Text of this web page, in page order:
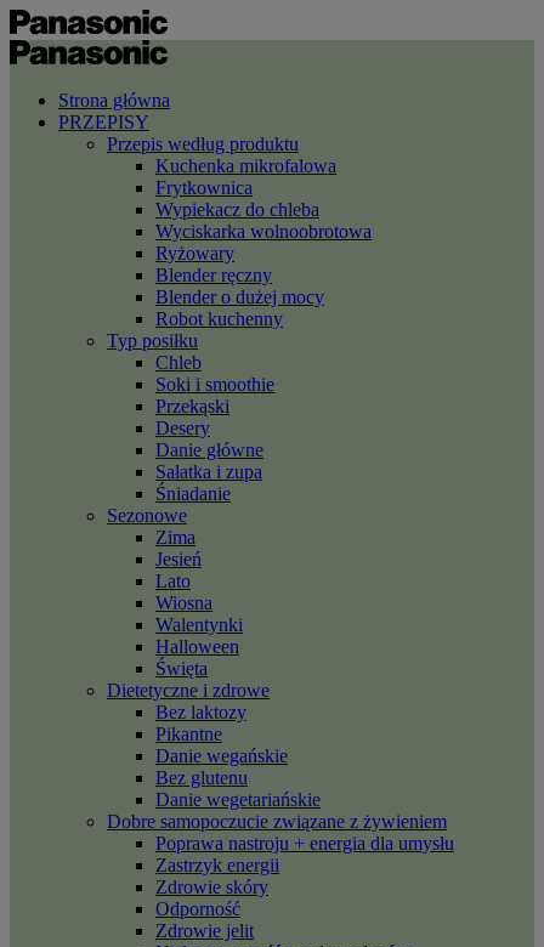
Strona główna
PRZEPISY
Przepis według produktu
Kuchenka mikrofalowa
Frytkownica
Wypiekacz do chleba
Wyciskarka wolnoobrotowa
Ryżowary
Blender ręczny
Blender o dużej mocy
Robot kuchenny
Typ posiłku
Chleb
Soki i smoothie
Przekąski
Desery
Danie główne
Sałatka i zupa
Śniadanie
Sezonowe
Zima
Jesień
Lato
Wiosna
Walentynki
Halloween
Święta
Dietetyczne i zdrowe
Bez laktozy
Pikantne
Danie wegańskie
Bez glutenu
Danie wegetariańskie
Dobre samopoczucie związane z żywieniem
Poprawa nastroju + energia dla umysłu
Zastrzyk energii
Zdrowie skóry
Odporność
Zdrowie jelit